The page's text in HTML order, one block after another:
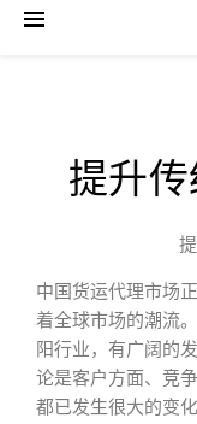
提升
中国货运代理市场
着全球市场的潮流
阳行业，有广阔的
论是客户方面、竞
都已发生很大的变